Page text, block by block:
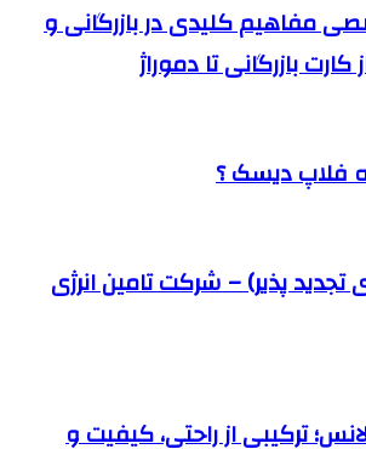
مفاهیم کلیدی در بازرگانی و
کارت بازرگانی تا دموراژ
فلاپ دیسک ؟
تجدید پذیر) – شرکت تامین انرژی
ترکیبی از راحتی، کیفیت و